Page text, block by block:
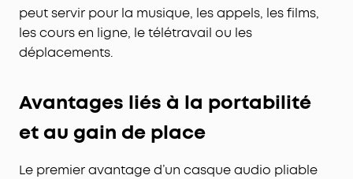
peut servir pour la musique, les appels, les films,
les cours en ligne, le télétravail ou les
déplacements.
Avantages liés à la portabilité
et au gain de place
Le premier avantage d’un casque audio pliable